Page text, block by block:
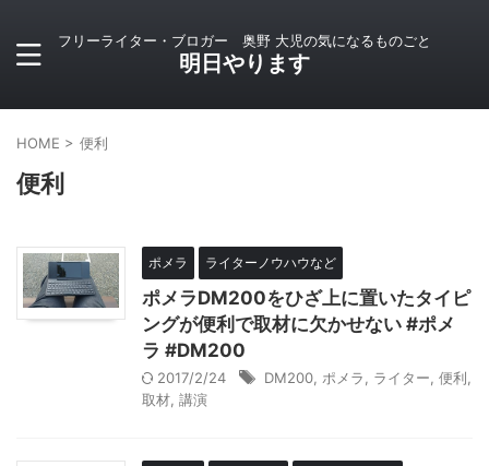
フリーライター・ブロガー 奥野 大児の気になるものごと
明日やります
HOME > 便利
便利
ポメラ ライターノウハウなど
ポメラDM200をひざ上に置いたタイピ
ングが便利で取材に欠かせない #ポメ
ラ #DM200
2017/2/24 DM200 ポメラ ライター 便利
取材 講演